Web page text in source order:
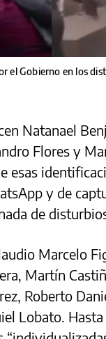
el Gobierno en los
Natanael
Flores y
esas
y de
de
Marcelo
Martín
Roberto
Lobato.